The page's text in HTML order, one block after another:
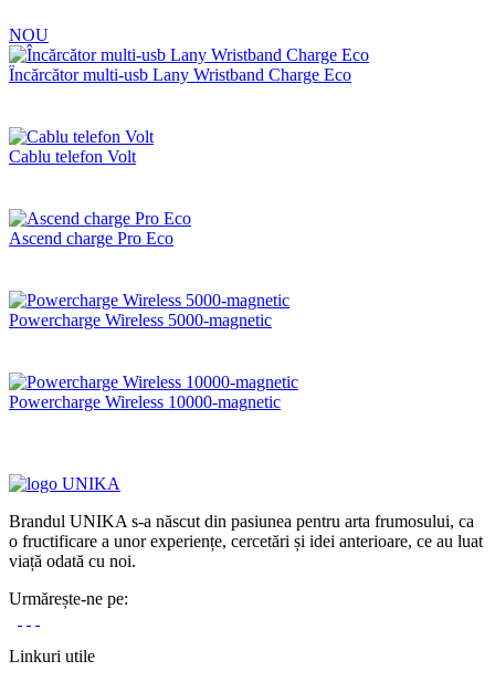
NOU
Încărcător multi-usb Lany Wristband Charge Eco
Cablu telefon Volt
Ascend charge Pro Eco
Powercharge Wireless 5000-magnetic
Powercharge Wireless 10000-magnetic
Brandul UNIKA s-a născut din pasiunea pentru arta frumosului, ca
o fructificare a unor experiențe, cercetări și idei anterioare, ce au luat
viață odată cu noi.
Urmărește-ne pe:
Linkuri utile